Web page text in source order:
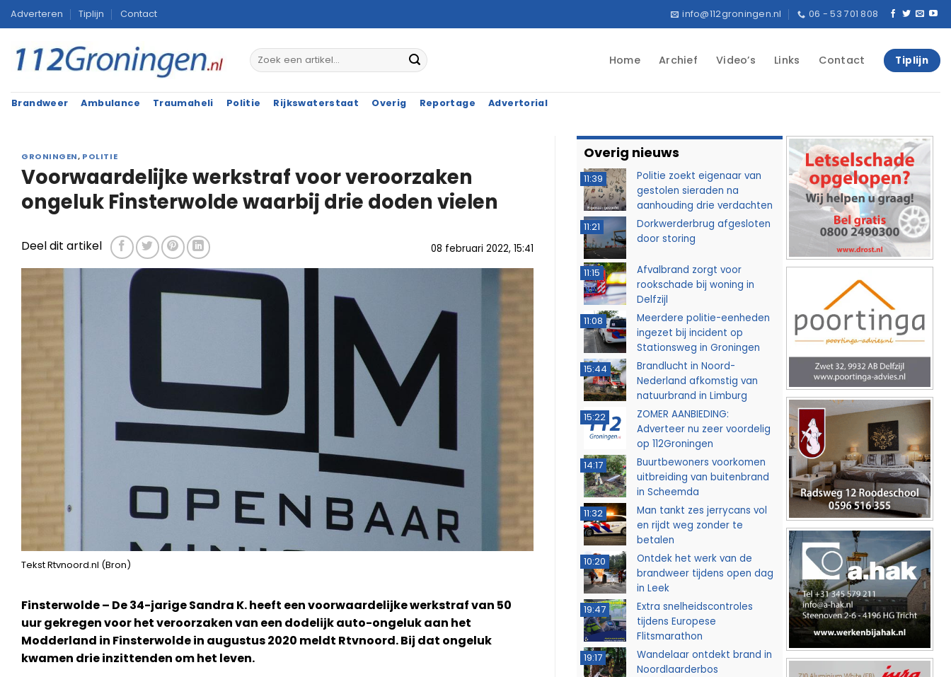
Ga
naar
inhoud
Adverteren Tiplijn Contact info@112groningen.nl 06 - 53 701 808
Home Archief Video’s Links Contact Tiplijn
Brandweer Ambulance Traumaheli Politie Rijkswaterstaat Overig Reportage Advertorial
GRONINGEN, POLITIE
Voorwaardelijke werkstraf voor veroorzaken
ongeluk Finsterwolde waarbij drie doden vielen
08 februari 2022, 15:41
Deel dit artikel
Tekst Rtvnoord.nl (Bron)
Finsterwolde – De 34-jarige Sandra K. heeft een voorwaardelijke werkstraf van 50
uur gekregen voor het veroorzaken van een dodelijk auto-ongeluk aan het
Modderland in Finsterwolde in augustus 2020 meldt Rtvnoord. Bij dat ongeluk
kwamen drie inzittenden om het leven.
Overig nieuws
11:39
Politie zoekt eigenaar van
gestolen sieraden na
aanhouding drie verdachten
11:21
Dorkwerderbrug afgesloten
door storing
11:15
Afvalbrand zorgt voor
rookschade bij woning in
Delfzijl
11:08
Meerdere politie-eenheden
ingezet bij incident op
Stationsweg in Groningen
15:44
Brandlucht in Noord-
Nederland afkomstig van
natuurbrand in Limburg
15:22
ZOMER AANBIEDING:
Adverteer nu zeer voordelig
op 112Groningen
14:17
Buurtbewoners voorkomen
uitbreiding van buitenbrand
in Scheemda
11:32
Man tankt zes jerrycans vol
en rijdt weg zonder te
betalen
10:20
Ontdek het werk van de
brandweer tijdens open dag
in Leek
19:47
Extra snelheidscontroles
tijdens Europese
Flitsmarathon
19:17
Wandelaar ontdekt brand in
Noordlaarderbos